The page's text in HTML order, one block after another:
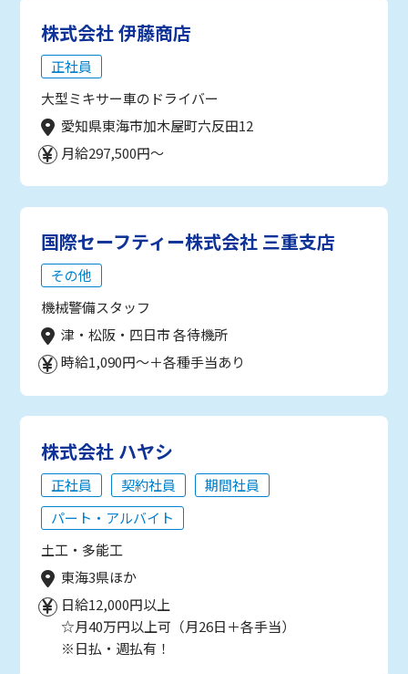
株式会社 伊藤商店
正社員
大型ミキサー車のドライバー
愛知県東海市加木屋町六反田12
月給297,500円～
国際セーフティー株式会社 三重支店
その他
機械警備スタッフ
津・松阪・四日市 各待機所
時給1,090円～＋各種手当あり
株式会社 ハヤシ
正社員 契約社員
期間社員
パート・アルバイト
土工・多能工
東海3県ほか
日給12,000円以上
☆月40万円以上可（月26日＋各手当）
※日払・週払有！